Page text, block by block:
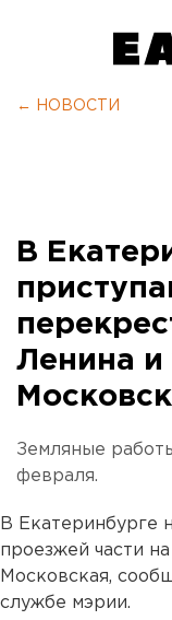
← НОВОСТИ
В
Ленина
Земляные
февраля.
В Екатеринбурге
проезжей части
Московская,
службе мэрии.